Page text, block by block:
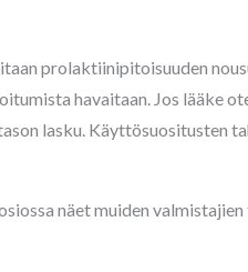
prolaktiinipitoisuuden
havaitaan. Jos lääke
lasku. Käyttösuositusten
näet muiden